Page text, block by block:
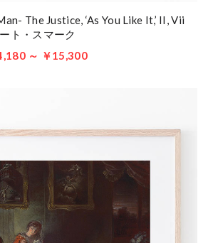
The Justice, ‘As You Like It,’ II, Vii
ト・スマーク
～ ￥15,300